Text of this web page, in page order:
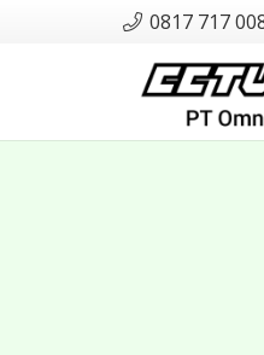
0817 717